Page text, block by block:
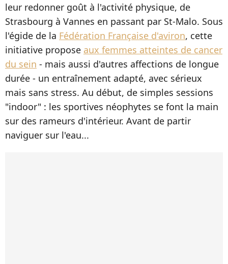
leur redonner goût à l'activité physique, de
Strasbourg à Vannes en passant par St-Malo. Sous
l'égide de la Fédération Française d'aviron, cette
initiative propose aux femmes atteintes de cancer
du sein - mais aussi d'autres affections de longue
durée - un entraînement adapté, avec sérieux
mais sans stress. Au début, de simples sessions
"indoor" : les sportives néophytes se font la main
sur des rameurs d'intérieur. Avant de partir
naviguer sur l'eau...